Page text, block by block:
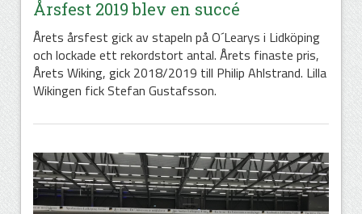
Årsfest 2019 blev en succé
Årets årsfest gick av stapeln på O´Learys i Lidköping
och lockade ett rekordstort antal. Årets finaste pris,
Årets Wiking, gick 2018/2019 till Philip Ahlstrand. Lilla
Wikingen fick Stefan Gustafsson.